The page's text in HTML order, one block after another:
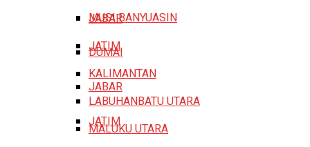
MUSI BANYUASIN
DUMAI
JABAR
JATIM
JABAR
JATIM
KALIMANTAN
LABUHANBATU UTARA
MALUKU UTARA